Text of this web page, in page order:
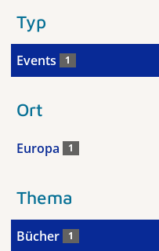
Typ
Events 1
Ort
Europa 1
Thema
Bücher 1